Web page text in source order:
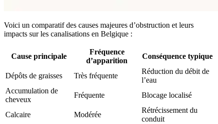
Voici un comparatif des causes majeures d’obstruction et leurs
impacts sur les canalisations en Belgique :
Cause principale
Fréquence
d’apparition
Conséquence typique
Dépôts de graisses Très fréquente
Réduction du débit de
l’eau
Accumulation de
cheveux
Fréquente Blocage localisé
Calcaire Modérée
Rétrécissement du
conduit